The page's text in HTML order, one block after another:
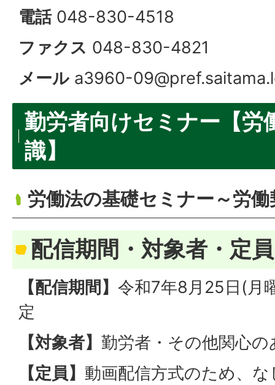
電話048-830-4518
ファクス 048-830-4821
メール a3960-
勤労者向けセミナー【労
識】
労働法の基礎セミナー～労
配信期間・対象者・定員
【配信期間】 令和7年8月25日(月
定
【対象者】 勤労者・その他関心の
【定員】 動画配信方式のため、な